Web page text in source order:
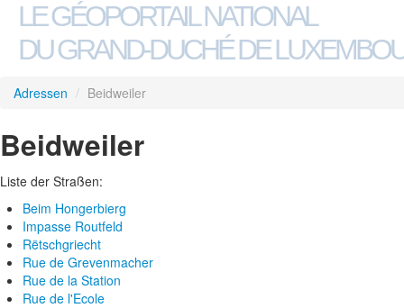
LE GÉOPORTAIL NATIONAL
DU GRAND-DUCHÉ DE
Adressen / Beidweiler
Beidweiler
Liste der Straßen:
Beim Hongerbierg
Impasse Routfeld
Rëtschgriecht
Rue de Grevenmacher
Rue de la Station
Rue de l'Ecole